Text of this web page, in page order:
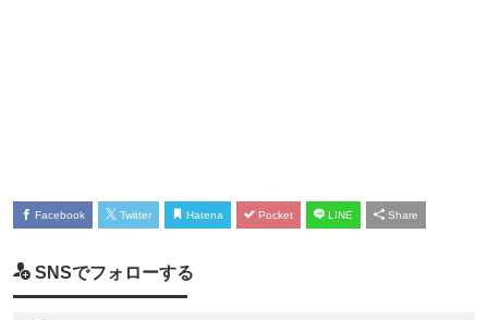
Facebook Twitter Hatena Pocket LINE Share
SNSでフォローする